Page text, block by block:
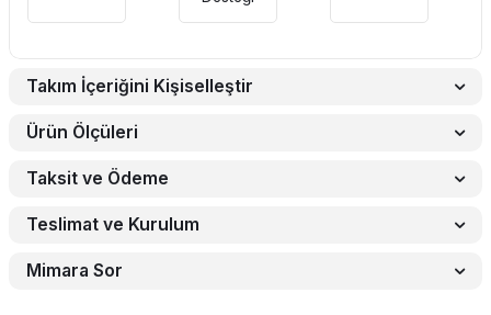
Takım İçeriğini Kişiselleştir
Ürün Ölçüleri
Taksit ve Ödeme
Teslimat ve Kurulum
Mimara Sor